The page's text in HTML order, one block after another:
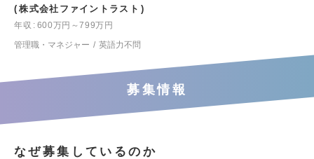
株式会社ファイントラスト
年収
600万円～799万円
管理職・マネジャー
英語力不問
募集情報
なぜ募集しているのか